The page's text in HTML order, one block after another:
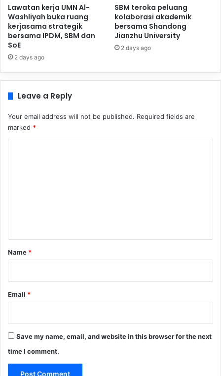
Lawatan kerja UMN Al-
Washliyah buka ruang
kerjasama strategik
bersama IPDM, SBM dan
SoE
2 days ago
SBM teroka peluang
kolaborasi akademik
bersama Shandong
Jianzhu University
2 days ago
Leave a Reply
Your email address will not be published. Required fields are
marked *
*
Name *
Email *
Save my name, email, and website in this browser for the next
time I comment.